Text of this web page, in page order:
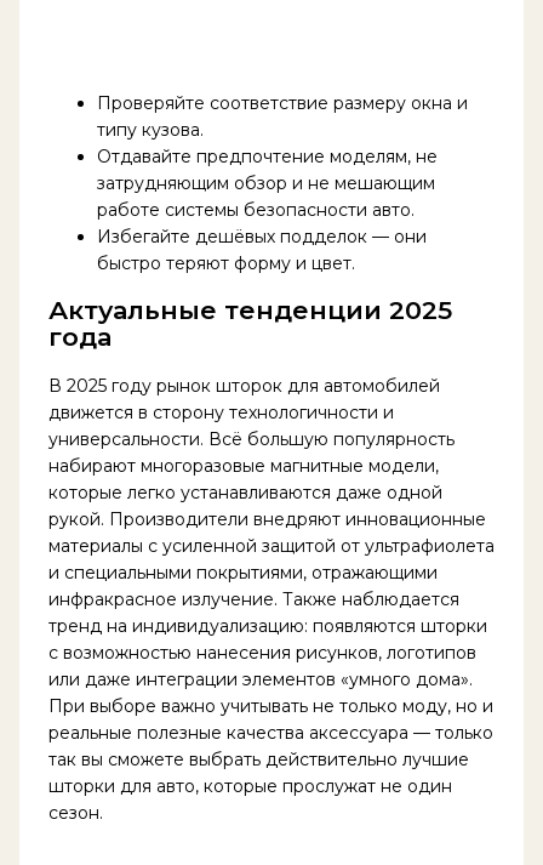
Проверяйте соответствие размеру окна и
типу кузова.
Отдавайте предпочтение моделям, не
затрудняющим обзор и не мешающим
работе системы безопасности авто.
Избегайте дешёвых подделок — они
быстро теряют форму и цвет.
Актуальные тенденции 2025
года
В 2025 году рынок шторок для автомобилей
движется в сторону технологичности и
универсальности. Всё большую популярность
набирают многоразовые магнитные модели,
которые легко устанавливаются даже одной
рукой. Производители внедряют инновационные
материалы с усиленной защитой от ультрафиолета
и специальными покрытиями, отражающими
инфракрасное излучение. Также наблюдается
тренд на индивидуализацию: появляются шторки
с возможностью нанесения рисунков, логотипов
или даже интеграции элементов «умного дома».
При выборе важно учитывать не только моду, но и
реальные полезные качества аксессуара — только
так вы сможете выбрать действительно лучшие
шторки для авто, которые прослужат не один
сезон.